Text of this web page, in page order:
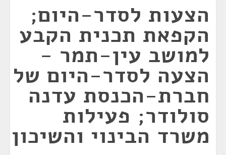
הצעות לסדר-היום;
הקפאת תכנית הקבע
למושב עין-תמר -
הצעה לסדר-היום של
חברת-הכנסת עדנה
סולודר; פעילות
משרד הבינוי והשיכון